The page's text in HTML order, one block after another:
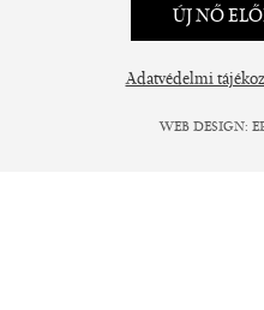
ÚJ NŐ
Adatvédelmi
WEB DESIGN: